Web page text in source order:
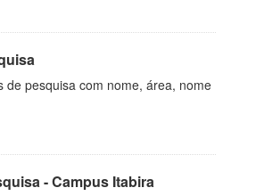
de pesquisa com nome, área, nome
- Campus Itabira